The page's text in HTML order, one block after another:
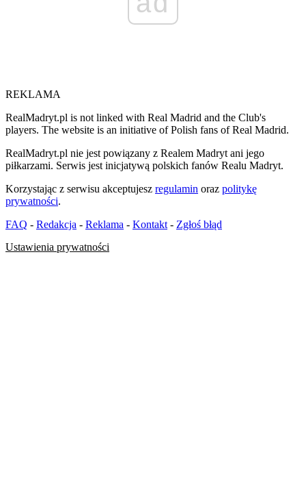
REKLAMA
RealMadryt.pl is not linked with Real Madrid and the Club's
players. The website is an initiative of Polish fans of Real Madrid.
RealMadryt.pl nie jest powiązany z Realem Madryt ani jego
piłkarzami. Serwis jest inicjatywą polskich fanów Realu Madryt.
Korzystając z serwisu akceptujesz regulamin oraz politykę
prywatności.
FAQ - Redakcja - Reklama - Kontakt - Zgłoś błąd
Ustawienia prywatności